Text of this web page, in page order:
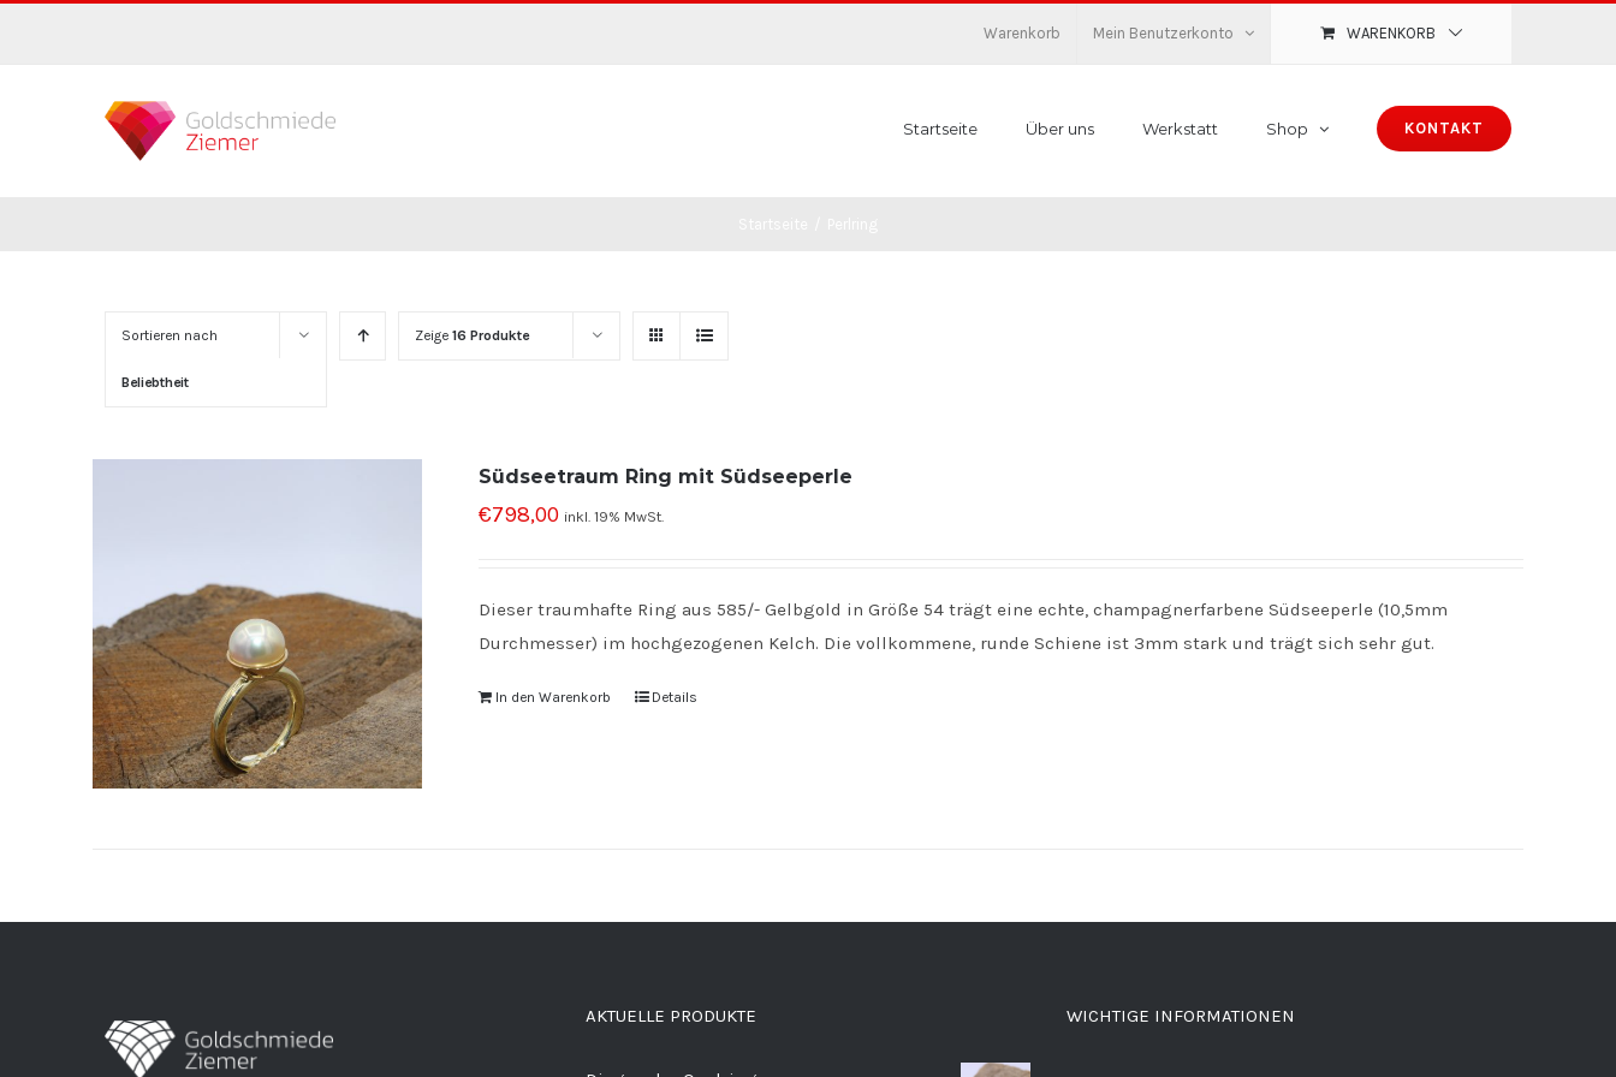
Warenkorb Mein Benutzerkonto WARENKORB
Startseite Über uns Werkstatt Shop KONTAKT
Sortieren nach
Beliebtheit
Zeige 16 Produkte
Südseetraum Ring mit Südseeperle
€798,00 inkl. 19% MwSt.
Dieser traumhafte Ring aus 585/- Gelbgold in Größe 54 trägt eine echte, champagnerfarbene Südseeperle (10,5mm
Durchmesser) im hochgezogenen Kelch. Die vollkommene, runde Schiene ist 3mm stark und trägt sich sehr gut.
In den Warenkorb Details
AKTUELLE PRODUKTE WICHTIGE INFORMATIONEN